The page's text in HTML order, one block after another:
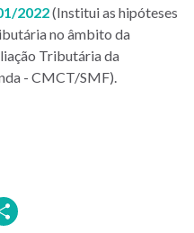
2022(Institui as hipóteses
no âmbito da
Tributária da
- CMCT/SMF).